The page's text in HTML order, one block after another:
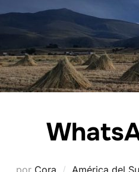
por Cora América del